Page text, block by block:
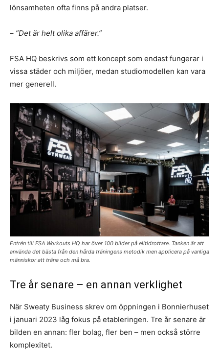
lönsamheten ofta finns på andra platser.
– ”Det är helt olika affärer.”
FSA HQ beskrivs som ett koncept som endast fungerar i
vissa städer och miljöer, medan studiomodellen kan vara
mer generell.
Entrén till FSA Workouts HQ har över 100 bilder på elitidrottare. Tanken är att
använda det bästa från den hårda träningens metodik men applicera på vanliga
människor att träna och må bra.
Tre år senare – en annan verklighet
När Sweaty Business skrev om öppningen i Bonnierhuset
i januari 2023 låg fokus på etableringen. Tre år senare är
bilden en annan: fler bolag, fler ben – men också större
komplexitet.